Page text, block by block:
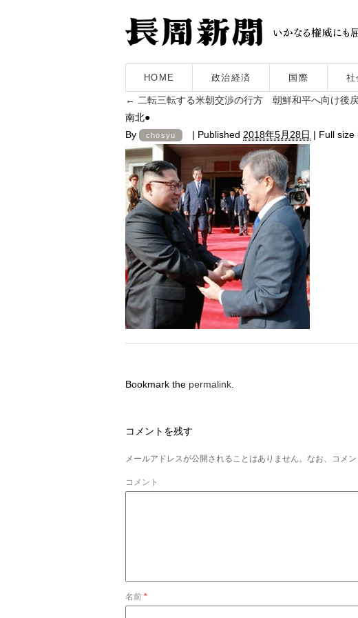
HOME 政治経済 国際 社
← 二転三転する米朝交渉の行方 朝鮮和平へ向け後
南北●
By
chosyu | Published 2018年5月28日 | Full
Bookmark the permalink
コメントを残す
メールアドレスが公開されることはありません。なお、コメン
コメント
名前 *